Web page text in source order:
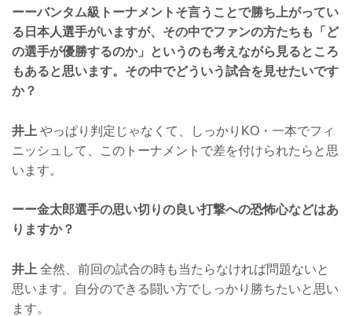
ーーバンタム級トーナメントそ言うことで勝ち上がってい
る日本人選手がいますが、その中でファンの方たちも「ど
の選手が優勝するのか」というのも考えながら見るところ
もあると思います。その中でどういう試合を見せたいです
か？
井上 やっぱり判定じゃなくて、しっかりKO・一本でフィ
ニッシュして、このトーナメントで差を付けられたらと思
います。
ーー金太郎選手の思い切りの良い打撃への恐怖心などはあ
りますか？
井上 全然、前回の試合の時も当たらなければ問題ないと
思います。自分のできる闘い方でしっかり勝ちたいと思い
ます。